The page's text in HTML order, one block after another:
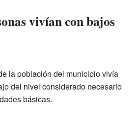
vivían con bajos
la población del municipio vivía
del nivel considerado necesario
básicas.